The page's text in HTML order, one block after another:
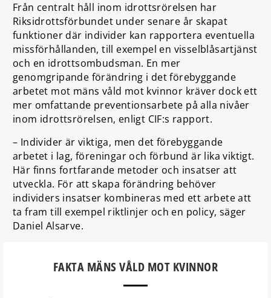
Från centralt håll inom idrottsrörelsen har
Riksidrottsförbundet under senare år skapat
funktioner där individer kan rapportera eventuella
missförhållanden, till exempel en visselblåsartjänst
och en idrottsombudsman. En mer
genomgripande förändring i det förebyggande
arbetet mot mäns våld mot kvinnor kräver dock ett
mer omfattande preventionsarbete på alla nivåer
inom idrottsrörelsen, enligt CIF:s rapport.
– Individer är viktiga, men det förebyggande
arbetet i lag, föreningar och förbund är lika viktigt.
Här finns fortfarande metoder och insatser att
utveckla. För att skapa förändring behöver
individers insatser kombineras med ett arbete att
ta fram till exempel riktlinjer och en policy, säger
Daniel Alsarve.
FAKTA MÄNS VÅLD MOT KVINNOR